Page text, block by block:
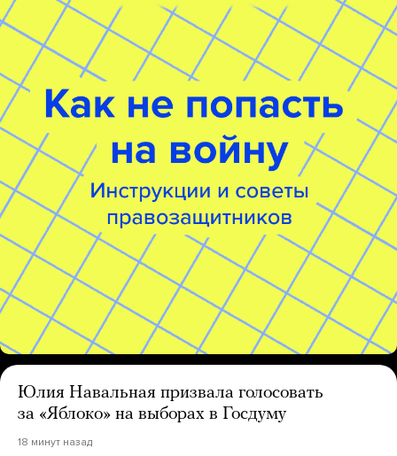
Юлия Навальная призвала голосовать
за «Яблоко» на выборах в Госдуму
18 минут назад